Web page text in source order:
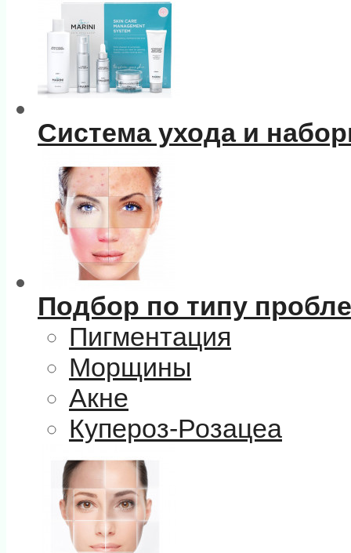
Система ухода и
Подбор по типу
Пигментация
Морщины
Акне
Купероз-Розацеа